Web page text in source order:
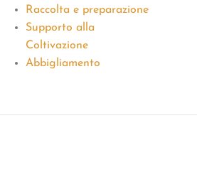
Raccolta e preparazione
Supporto alla
Coltivazione
Abbigliamento